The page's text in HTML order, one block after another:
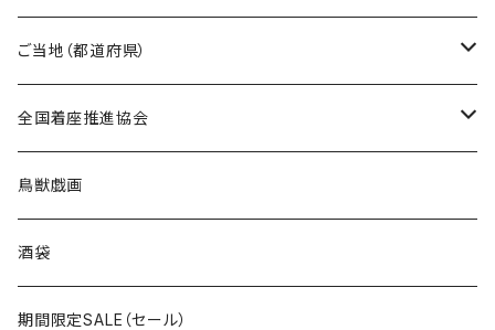
トートバッグ
国道0～99号線
国道100～199号線
Tシャツ
キャップ
ステッカー
ROUTE 0～99号線
ROUTE100～199号線
Tシャツ
ROUTE 0～99号線
ROUTE 100～199号線
キャップ
ROUTE 0～99号線
ROUTE 100～199号線
ご当地（都道府県）
北海道
青森県
岩手県
宮城県
全国着座推進協会
ステッカー
鳥獣戯画
酒袋
期間限定SALE（セール）